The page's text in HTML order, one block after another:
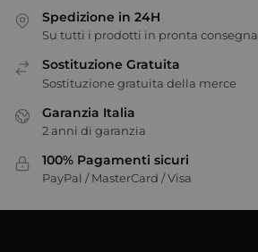
Spedizione in 24H
Su tutti i prodotti in pronta consegna
Sostituzione Gratuita
Sostituzione gratuita della merce
Garanzia Italia
2 anni di garanzia
100% Pagamenti sicuri
PayPal / MasterCard / Visa